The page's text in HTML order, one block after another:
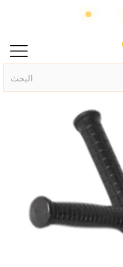
الصفحة الرئيسية